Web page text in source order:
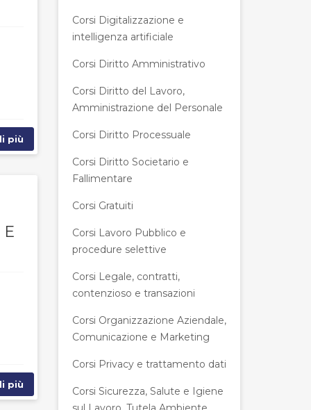
più
più
Corsi Digitalizzazione e
intelligenza artificiale
Corsi Diritto Amministrativo
Corsi Diritto del Lavoro,
Amministrazione del Personale
Corsi Diritto Processuale
Corsi Diritto Societario e
Fallimentare
Corsi Gratuiti
Corsi Lavoro Pubblico e
procedure selettive
Corsi Legale, contratti,
contenzioso e transazioni
Corsi Organizzazione Aziendale,
Comunicazione e Marketing
Corsi Privacy e trattamento dati
Corsi Sicurezza, Salute e Igiene